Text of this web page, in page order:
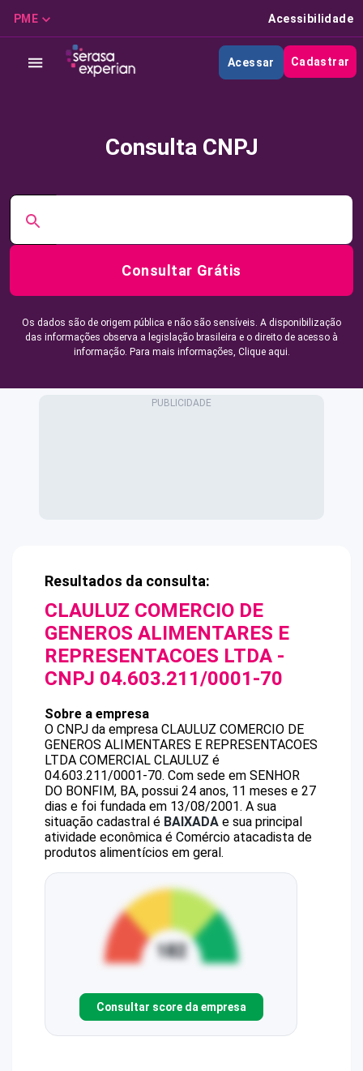
PME Acessibilidade
Acessar Cadastrar
Consulta CNPJ
Consultar Grátis
Os dados são de origem pública e não são sensíveis. A disponibilização
das informações observa a legislação brasileira e o direito de acesso à
informação. Para mais informações, Clique aqui.
Resultados da consulta:
CLAULUZ COMERCIO DE
GENEROS ALIMENTARES E
REPRESENTACOES LTDA -
CNPJ 04.603.211/0001-70
Sobre a empresa
O CNPJ da empresa CLAULUZ COMERCIO DE
GENEROS ALIMENTARES E REPRESENTACOES
LTDA COMERCIAL CLAULUZ é
04.603.211/0001-70. Com sede em SENHOR
DO BONFIM, BA, possui 24 anos, 11 meses e 27
dias e foi fundada em 13/08/2001. A sua
situação cadastral é BAIXADA e sua principal
atividade econômica é Comércio atacadista de
produtos alimentícios em geral.
Consultar score da empresa